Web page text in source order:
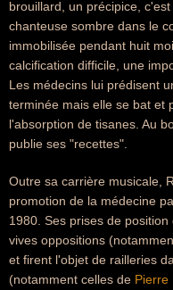
brouillard, un précipice,
chanteuse sombre dans le
immobilisée pendant huit
calcification difficile, une
Les médecins lui prédisent
terminée mais elle se bat et
l'absorption de tisanes. Au
publie ses "recettes".
Outre sa carrière musicale,
promotion de la médecine
1980. Ses prises de
vives oppositions
et firent l'objet de railleries
(notamment celles de Pierre